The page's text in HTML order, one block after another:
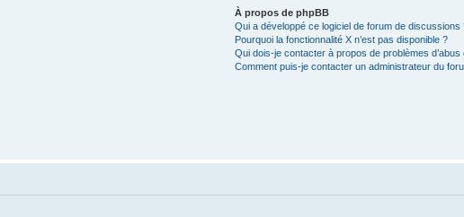
À propos de phpBB
Qui a développé ce logiciel de forum de discussions
Pourquoi la fonctionnalité X n’est pas disponible ?
Qui dois-je contacter à propos de problèmes
Comment puis-je contacter un administrateur du